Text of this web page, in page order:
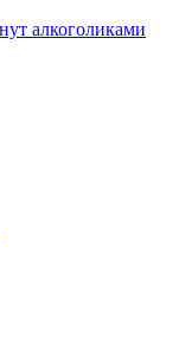
алкоголиками